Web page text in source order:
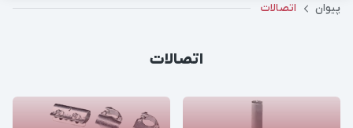
پیوان اتصالات
اتصالات